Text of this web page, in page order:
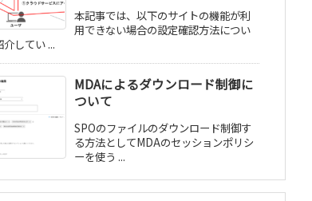
本記事では、以下のサイトの機能が利
用できない場合の設定確認方法につい
介してい ...
MDAによるダウンロード制御に
ついて
SPOのファイルのダウンロード制御す
る方法としてMDAのセッションポリシ
ーを使う ...